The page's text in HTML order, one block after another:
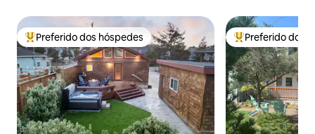
Entre os melhores preferidos dos hóspedes
Preferido dos hóspedes Entre os
Preferido dos